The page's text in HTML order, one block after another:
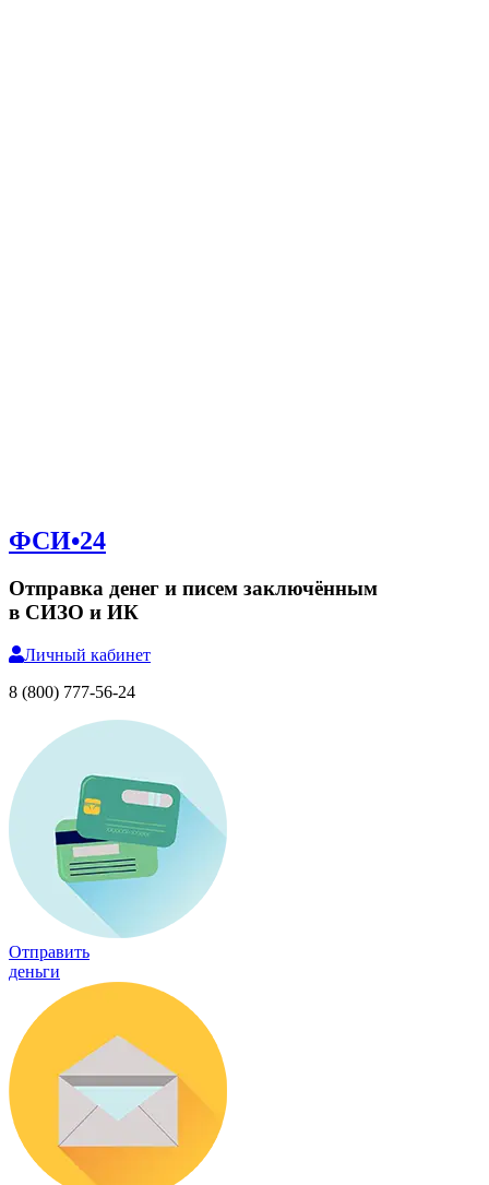
ФСИ•24
Отправка денег и писем заключённым
в СИЗО и ИК
Личный кабинет
8 (800) 777-56-24
Отправить
деньги